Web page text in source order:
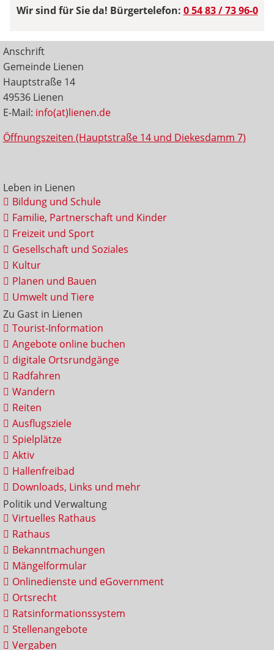
Wir sind für Sie da! Bürgertelefon: 0 54 83 / 73 96-0
Anschrift
Gemeinde Lienen
Hauptstraße 14
49536 Lienen
E-Mail: info(at)lienen.de
Öffnungszeiten (Hauptstraße 14 und Diekesdamm 7)
Leben in Lienen
Bildung und Schule
Familie, Partnerschaft und Kinder
Freizeit und Sport
Gesellschaft und Soziales
Kultur
Planen und Bauen
Umwelt und Tiere
Zu Gast in Lienen
Tourist-Information
Angebote online buchen
digitale Ortsrundgänge
Radfahren
Wandern
Reiten
Ausflugsziele
Spielplätze
Aktiv
Hallenfreibad
Downloads, Links und mehr
Politik und Verwaltung
Virtuelles Rathaus
Rathaus
Bekanntmachungen
Mängelformular
Onlinedienste und eGovernment
Ortsrecht
Ratsinformationssystem
Stellenangebote
Vergaben